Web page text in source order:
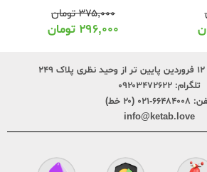
۳۵۰,۰۰۰تومان
۲۷۶,۰۰۰ تومان
تلگرام: ۰۹۲۰۳۴۷۲۶۲۲
۶۶۴۸۴۰۰۸-۰۲۱ (۲۰ خط)
info@ketab.love